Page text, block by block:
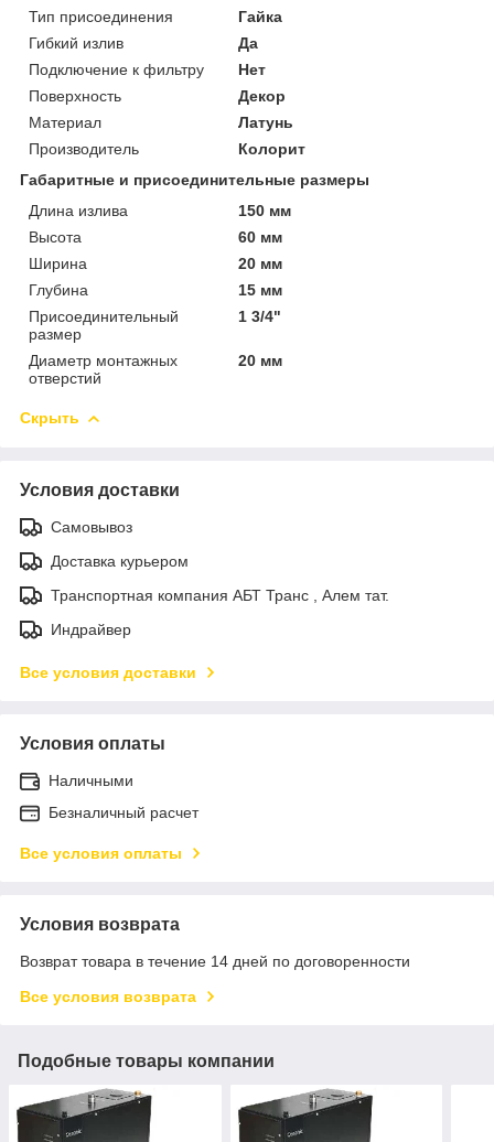
Тип присоединения
Гайка
Гибкий излив
Да
Подключение к фильтру
Нет
Поверхность
Декор
Материал
Латунь
Производитель
Колорит
Габаритные и присоединительные размеры
Длина излива
150 мм
Высота
60 мм
Ширина
20 мм
Глубина
15 мм
Присоединительный
размер
1 3/4"
Диаметр монтажных
отверстий
20 мм
Скрыть
Условия доставки
Самовывоз
Доставка курьером
Транспортная компания АБТ Транс , Алем тат.
Индрайвер
Все условия доставки
Условия оплаты
Наличными
Безналичный расчет
Все условия оплаты
Условия возврата
Возврат товара в течение 14 дней по договоренности
Все условия возврата
Подобные товары компании